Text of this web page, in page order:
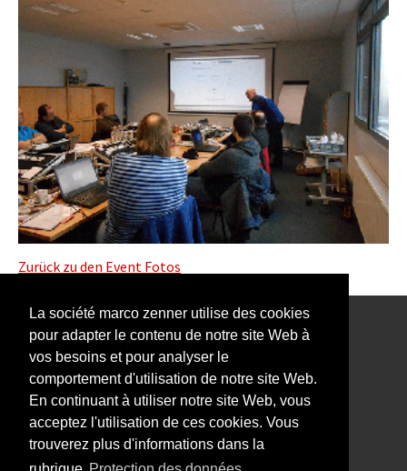
La société marco zenner utilise des cookies
pour adapter le contenu de notre site Web à
vos besoins et pour analyser le
comportement d'utilisation de notre site Web.
En continuant à utiliser notre site Web, vous
acceptez l'utilisation de ces cookies. Vous
trouverez plus d'informations dans la
Zurück zu den Event Fotos
Notre Newsletter vous intéresse?
Impressum